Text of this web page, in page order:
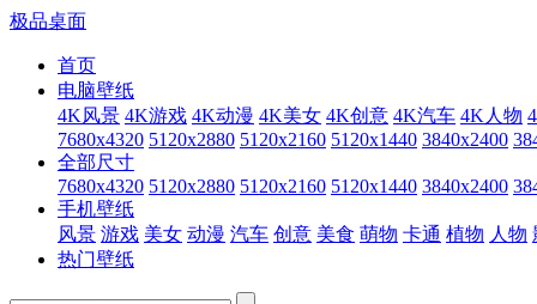
极品桌面
首页
电脑壁纸
4K风景 4K游戏 4K动漫 4K美女 4K创意 4K汽车 4K人物
7680x4320 5120x2880 5120x2160 5120x1440 3840x2400
全部尺寸
7680x4320 5120x2880 5120x2160 5120x1440 3840x2400
手机壁纸
风景 游戏 美女 动漫 汽车 创意 美食 萌物 卡通 植物 人物
热门壁纸